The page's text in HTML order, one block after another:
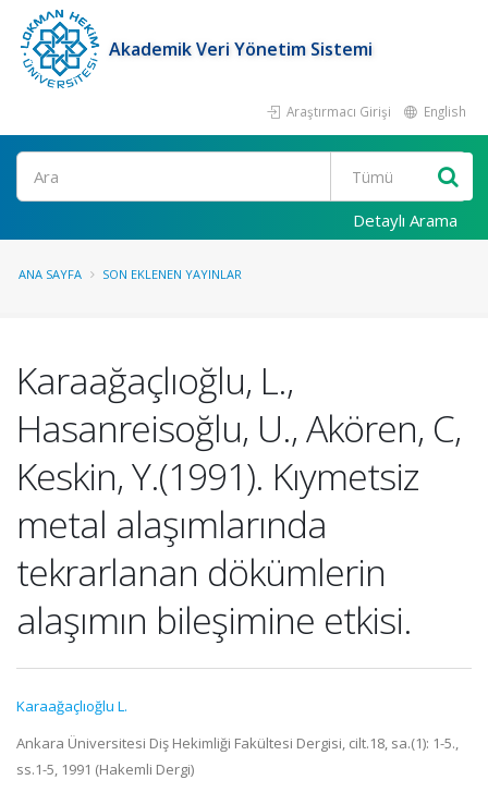
Akademik Veri Yönetim Sistemi
Araştırmacı Girişi English
Ara
Detaylı Arama
ANA SAYFA SON EKLENEN YAYINLAR
Karaağaçlıoğlu, L.,
Hasanreisoğlu, U., Akören, C,
Keskin, Y.(1991). Kıymetsiz
metal alaşımlarında
tekrarlanan dökümlerin
alaşımın bileşimine etkisi.
Karaağaçlıoğlu L.
Ankara Üniversitesi Diş Hekimliği Fakültesi Dergisi, cilt.18, sa.(1): 1-5.,
ss.1-5, 1991 (Hakemli Dergi)